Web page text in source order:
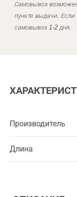
Самовывоз
пункте выдачи.
самовывоз 1-2 дня.
Производитель
Длина